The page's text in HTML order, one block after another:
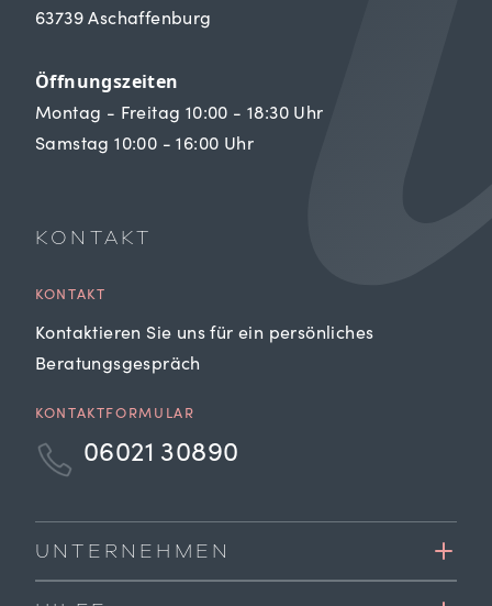
63739 Aschaffenburg
Öffnungszeiten
Montag - Freitag 10:00 - 18:30 Uhr
Samstag 10:00 - 16:00 Uhr
KONTAKT
KONTAKT
Kontaktieren Sie uns für ein persönliches
Beratungsgespräch
KONTAKTFORMULAR
06021 30890
UNTERNEHMEN